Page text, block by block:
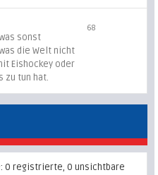
sonst
die Welt nicht
Eishockey oder
zu tun hat.
68
0 registrierte, 0 unsichtbare